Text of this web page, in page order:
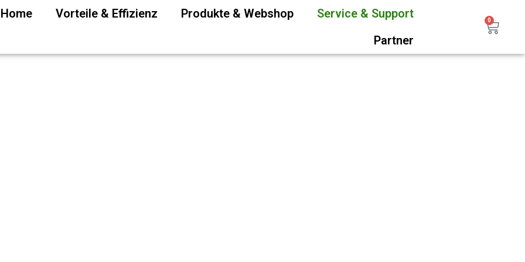
Vorteile & Effizienz Produkte & Webshop
Service & Support
Partner
0